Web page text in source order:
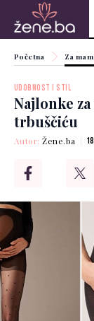
Početna Za
UDOBNOST I STIL
Najlonke
trbuščiću
Autor:Žene.ba